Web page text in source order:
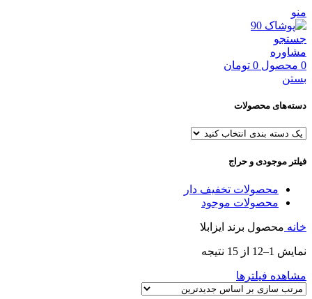
منو
جستجو
مشاوره
0 محصول 0 تومان
بستن
دسته‌های محصولات
فیلتر موجودی و حراج
محصولات تخفیف دار
محصولات موجود
خانه محصول برند ایزابلا
نمایش 1–12 از 15 نتیجه
مشاهده فیلترها